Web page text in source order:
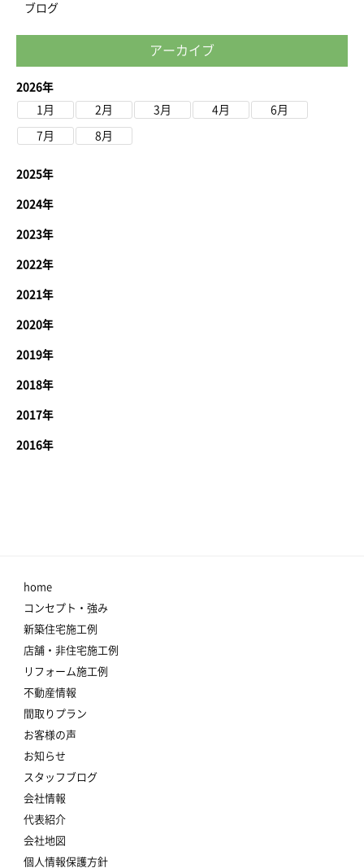
ブログ
アーカイブ
2026年
1月
2月 3月 4月 6月
7月 8月
2025年
2024年
2023年
2022年
2021年
2020年
2019年
2018年
2017年
2016年
home
コンセプト・強み
新築住宅施工例
店舗・非住宅施工例
リフォーム施工例
不動産情報
間取りプラン
お客様の声
お知らせ
スタッフブログ
会社情報
代表紹介
会社地図
個人情報保護方針